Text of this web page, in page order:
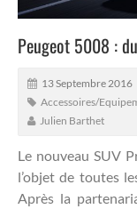
Peugeot 5008 :
13 Septembre 2016
Accessoires/
Julien Barthet
Le nouveau SUV
l’objet de toutes
Après la